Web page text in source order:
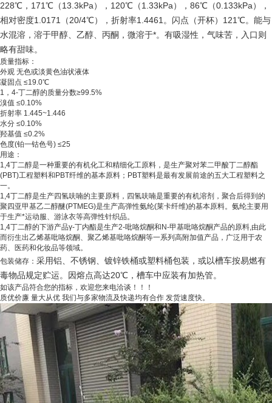
228℃，171℃（13.3kPa），120℃（1.33kPa），86℃（0.133kPa），
相对密度1.0171（20/4℃），折射率1.4461。闪点（开杯）121℃。能与
水混溶，溶于甲醇、乙醇、丙酮，微溶于*。有吸湿性，气味苦，入口则
略有甜味。
质量指标：
外观 无色或淡黄色油状液体
凝固点 ≤19.0℃
1，4-丁二醇的质量分数≥99.5%
溴值 ≤0.10%
折射率 1.445~1.446
水分 ≤0.10%
羟基值 ≤0.2%
色度(铂一钴色号) ≤25
用途：
1,4丁二醇是一种重要的有机化工和精细化工原料，是生产聚对苯二甲酸丁二醇酯
(PBT)工程塑料和PBT纤维的基本原料；PBT塑料是最有发展前途的五大工程塑料之
一。
1,4丁二醇是生产四氢呋喃的主要原料，四氢呋喃是重要的有机溶剂，聚合后得到的
聚四亚甲基乙二醇醚(PTMEG)是生产高弹性氨纶(莱卡纤维)的基本原料。氨纶主要用
于生产*运动服、游泳衣等高弹性针织品。
1,4丁二醇的下游产品γ-丁内酯是生产2-吡咯烷酮和N-甲基吡咯烷酮产品的原料,由此
而衍生出乙烯基吡咯烷酮、聚乙烯基吡咯烷酮等一系列高附加值产品，广泛用于农
药、医药和化妆品等领域。
包装储存： 采用铝、不锈钢、镀锌铁桶或塑料桶包装，或以槽车按易燃有
毒物品规定贮运。因熔点高达20℃，槽车中应装有加热管。
如该产品符合您的指标，欢迎您来电洽谈！！！
质优价廉 量大从优 我们与多家物流及快递均有合作 发货速度快。